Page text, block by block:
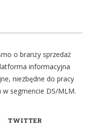
o branży sprzedaż
informacyjna
niezbędne do pracy
w segmencie DS/MLM.
TWITTER